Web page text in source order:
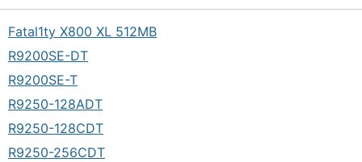
Fatal1ty X800 XL 512MB
R9200SE-DT
R9200SE-T
R9250-128ADT
R9250-128CDT
R9250-256CDT